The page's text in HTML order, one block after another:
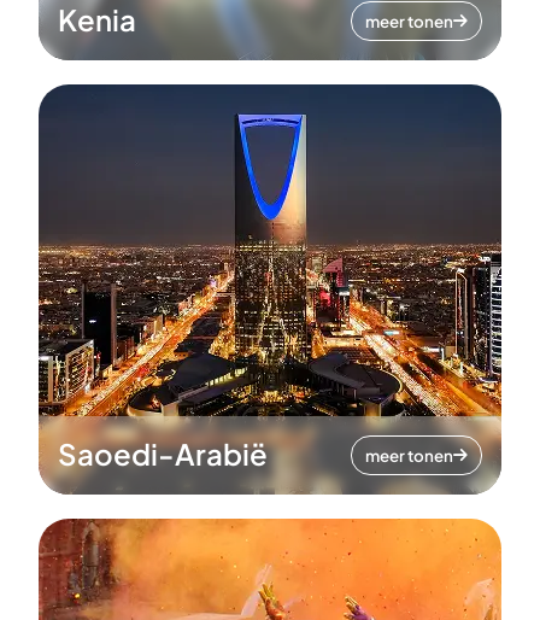
Kenia meer tonen
Saoedi-Arabië meer tonen